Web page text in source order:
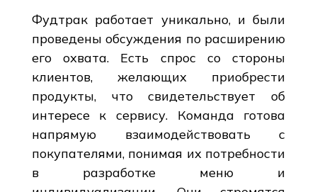
Фудтрак работает уникально, и были
проведены обсуждения по расширению
его охвата. Есть спрос со стороны
клиентов, желающих приобрести
продукты, что свидетельствует об
интересе к сервису. Команда готова
напрямую взаимодействовать с
покупателями, понимая их потребности
в разработке меню и